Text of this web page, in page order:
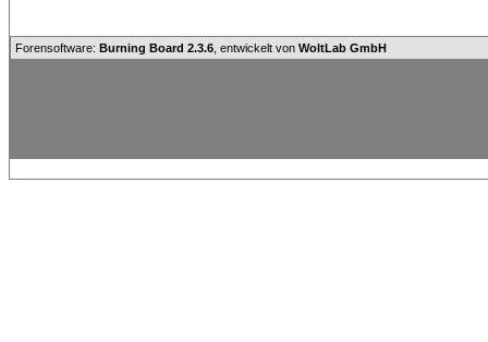
Forensoftware: Burning Board 2.3.6 , entwickelt von WoltLab GmbH